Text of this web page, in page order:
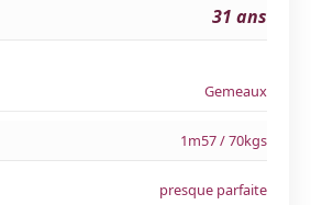
31 ans
Gemeaux
1m57 / 70kgs
presque parfaite